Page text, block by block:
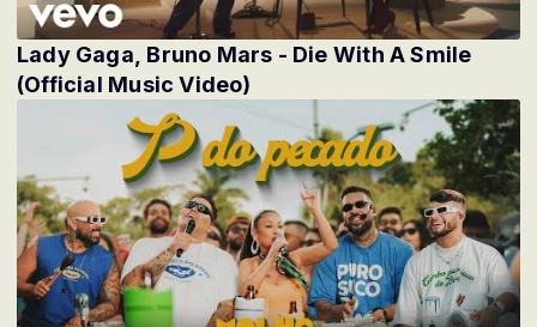
Lady Gaga, Bruno Mars - Die With A Smile
(Official Music Video)